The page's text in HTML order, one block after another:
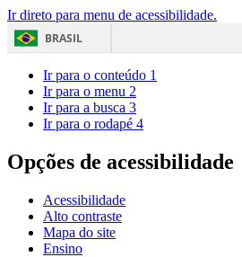
Ir direto para menu de acessibilidade.
BRASIL
Ir para o conteúdo 1
Ir para o menu 2
Ir para a busca 3
Ir para o rodapé 4
Opções de acessibilidade
Acessibilidade
Alto contraste
Mapa do site
Ensino